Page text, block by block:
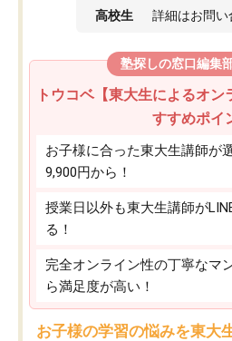
高校生 詳細はお問
塾探しの窓口編集
トウコベ【東大生によるオ
すすめポイ
お子様に合った東大生講師が
9,900円から！
授業日以外も東大生講師が
る！
完全オンライン性の丁寧なマ
ら満足度が高い！
お子様の学習の悩みを東大